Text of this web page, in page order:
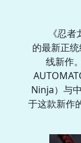
《忍
的最新正
线新作
Ninja）与
于这款新作